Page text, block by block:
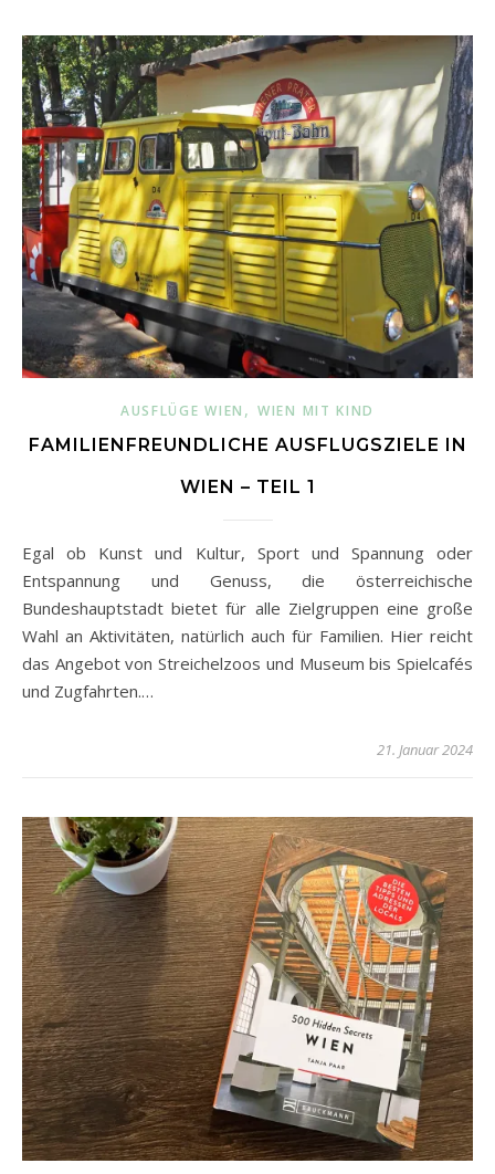
AUSFLÜGE WIEN , WIEN MIT KIND
FAMILIENFREUNDLICHE AUSFLUGSZIELE IN
WIEN – TEIL 1
Egal ob Kunst und Kultur, Sport und Spannung oder
Entspannung und Genuss, die österreichische
Bundeshauptstadt bietet für alle Zielgruppen eine große
Wahl an Aktivitäten, natürlich auch für Familien. Hier reicht
das Angebot von Streichelzoos und Museum bis Spielcafés
und Zugfahrten.…
21. Januar 2024